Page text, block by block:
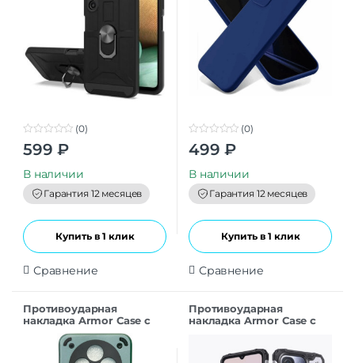
0
o
t
o
f
5
(0)
599 ₽
В наличии
Гарантия 12 месяцев
Купить в 1 клик
Сравнение
o
t
o
f
5
(0)
499 ₽
В наличии
Гарантия 12 месяцев
Купить в 1 клик
Сравнение
Противоударная
накладка Armor Case с
кольцом для Xiaomi
Redmi 14C темно-
зеленый
Противоударная
накладка Armor Case с